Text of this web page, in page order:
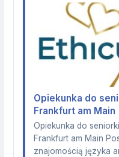
Opiekunka do
Frankfurt am Main
Opiekunka do
Frankfurt am Main
znajomością języka